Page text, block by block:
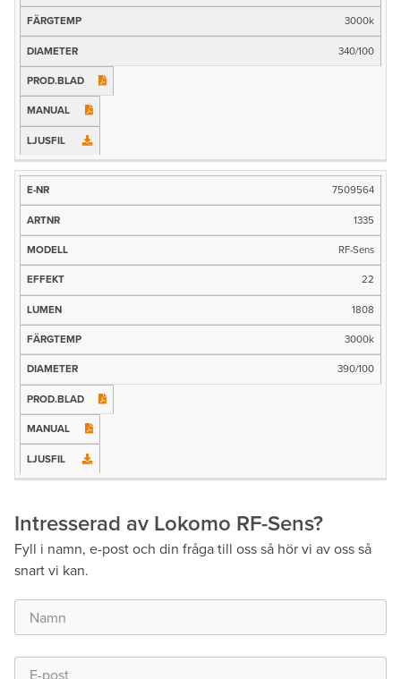
Färgtemp
Mått
3000k
340/100
7509564
1335
RF-Sens
22
1808
3000k
390/100
Intresserad av Lokomo RF-Sens?
Fyll i namn, e-post och din fråga till oss så hör vi av oss så
snart vi kan.